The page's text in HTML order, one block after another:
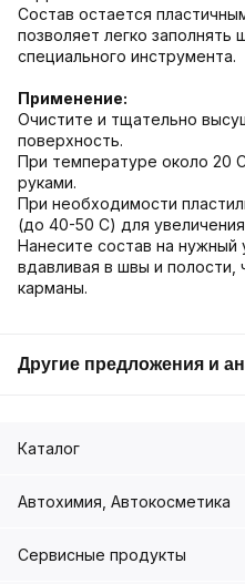
Состав остается
позволяет легко заполнять
специального инструмента.
Применение:
Очистите и тщательно
поверхность.
При температуре около 20
руками.
При необходимости
(до 40-50 C) для
Нанесите состав на нужный
вдавливая в швы и
карманы.
Другие предложения и
Каталог
Автохимия, Автокосметика
Сервисные продукты